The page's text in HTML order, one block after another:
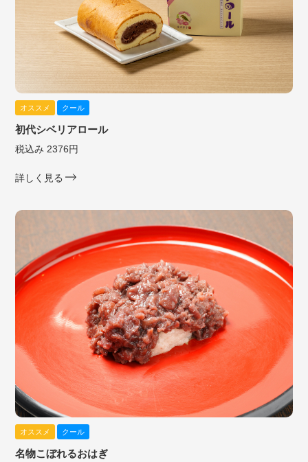
オススメ クール
初代シベリアロール
税込み 2376円
詳しく見る
オススメ クール
名物こぼれるおはぎ